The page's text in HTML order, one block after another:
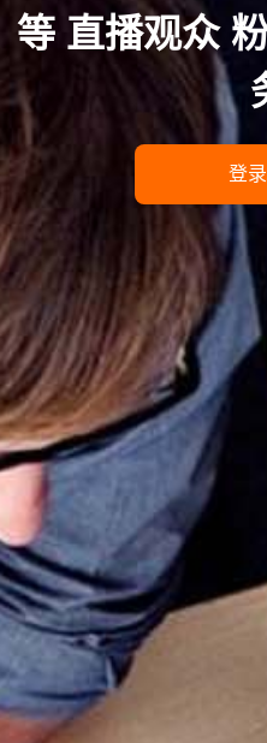
等 直播观众
登